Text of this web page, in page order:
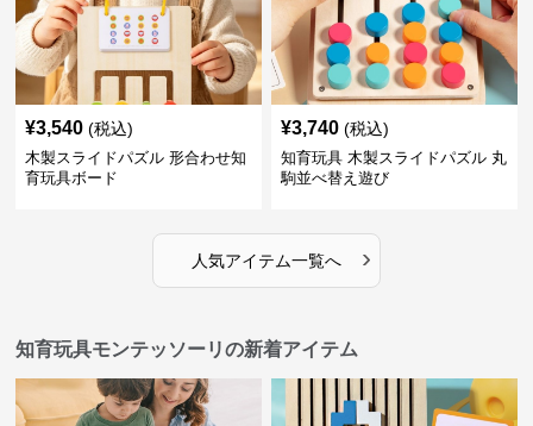
¥3,540 (税込)
木製スライドパズル 形合わせ知
育玩具ボード
¥3,740 (税込)
知育玩具 木製スライドパズル 丸
駒並べ替え遊び
人気アイテム一覧へ ›
知育玩具モンテッソーリの新着アイテム